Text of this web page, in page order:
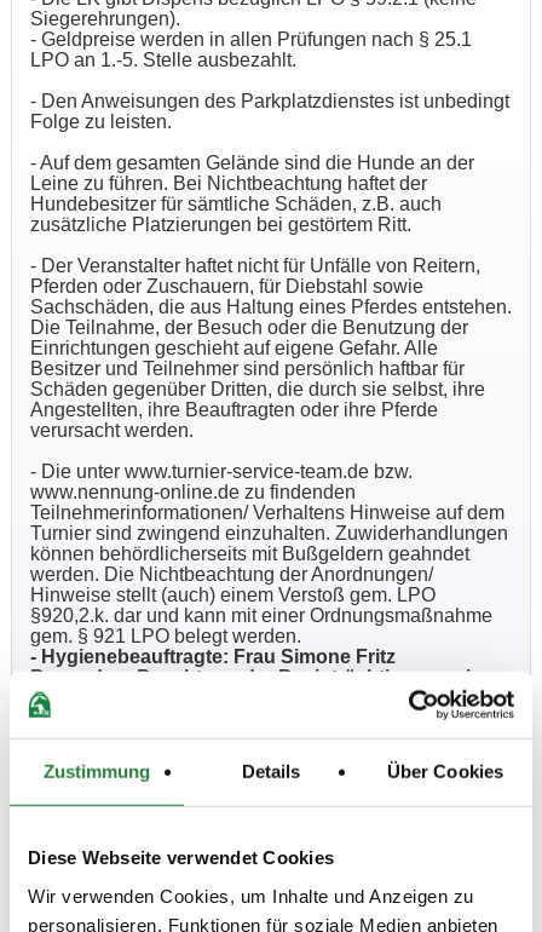
Zustimmung Details Über Cookies
Diese Webseite verwendet Cookies
Wir verwenden Cookies, um Inhalte und Anzeigen zu
personalisieren, Funktionen für soziale Medien anbieten
Siegerehrungen).
- Geldpreise werden in allen Prüfungen nach § 25.1
LPO an 1.-5. Stelle ausbezahlt.
- Den Anweisungen des Parkplatzdienstes ist unbedingt
Folge zu leisten.
- Auf dem gesamten Gelände sind die Hunde an der
Leine zu führen. Bei Nichtbeachtung haftet der
Hundebesitzer für sämtliche Schäden, z.B. auch
zusätzliche Platzierungen bei gestörtem Ritt.
- Der Veranstalter haftet nicht für Unfälle von Reitern,
Pferden oder Zuschauern, für Diebstahl sowie
Sachschäden, die aus Haltung eines Pferdes entstehen.
Die Teilnahme, der Besuch oder die Benutzung der
Einrichtungen geschieht auf eigene Gefahr. Alle
Besitzer und Teilnehmer sind persönlich haftbar für
Schäden gegenüber Dritten, die durch sie selbst, ihre
Angestellten, ihre Beauftragten oder ihre Pferde
verursacht werden.
- Die unter www.turnier-service-team.de bzw.
www.nennung-online.de zu findenden
Teilnehmerinformationen/ Verhaltens Hinweise auf dem
Turnier sind zwingend einzuhalten. Zuwiderhandlungen
können behördlicherseits mit Bußgeldern geahndet
werden. Die Nichtbeachtung der Anordnungen/
Hinweise stellt (auch) einem Verstoß gem. LPO
§920,2.k. dar und kann mit einer Ordnungsmaßnahme
gem. § 921 LPO belegt werden.
- Hygienebeauftragte: Frau Simone Fritz
Besondere Beachtung der Beeinträchtigungen in
Folge der Corona-Pandemie, die Bestandteil der
Ausschreibung werden:
a) Unter www.nennung-online.de-
Teilnehmerinformation - finden Sie ein Formular
"Anwesenheitsnachweis". Dieses ist Bestandteil der
Nennung/Ausschreibung und MUSS zwingend von
abgegeben werden.Ohne Vorlage dieses Formulars
der Tagesbänder.
b) Es ist grundsätzlich je Reiter nur 1 Pferdepfleger bzw.